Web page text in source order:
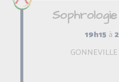
19h15 à